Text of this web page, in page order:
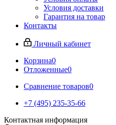
Условия доставки
Гарантия на товар
Контакты
Личный кабинет
Корзина0
Отложенные0
Сравнение товаров0
+7 (495) 235-35-66
Контактная информация